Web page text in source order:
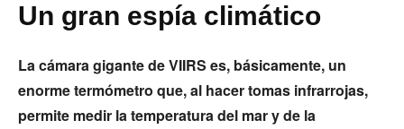
Un gran espía climático
La cámara gigante de VIIRS es, básicamente, un
enorme termómetro que, al hacer tomas infrarrojas,
permite medir la temperatura del mar y de la